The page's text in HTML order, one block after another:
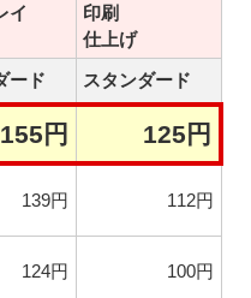
イ
印刷
仕上げ
ード スタンダード
155円 125円
139円 112円
124円 100円